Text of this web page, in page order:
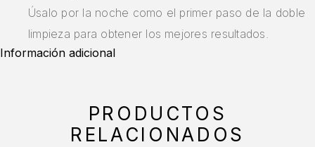
Úsalo por la noche como el primer paso de la doble
limpieza para obtener los mejores resultados.
Información adicional
PRODUCTOS
RELACIONADOS